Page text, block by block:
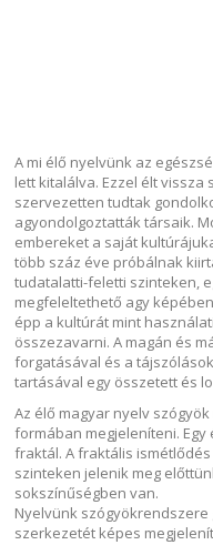
A mi élő nyelvünk az
lett kitalálva. Ezzel élt
szervezetten tudtak
agyondolgoztatták társaik.
embereket a saját
több száz éve próbálnak
tudatalatti-feletti szinteken,
megfeleltethető agy
épp a kultúrát mint
összezavarni. A magán és
forgatásával és a
tartásával egy összetett és
Az élő magyar nyelv
formában megjeleníteni.
fraktál. A fraktális
szinteken jelenik meg
sokszínűségben van.
Nyelvünk
szerkezetét képes